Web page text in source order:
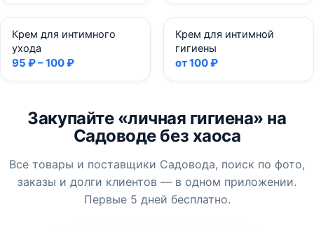
Крем для интимного
ухода
95 ₽ – 100 ₽
Крем для интимной
гигиены
от 100 ₽
Закупайте «личная гигиена» на
Садоводе без хаоса
Все товары и поставщики Садовода, поиск по фото,
заказы и долги клиентов — в одном приложении.
Первые 5 дней бесплатно.